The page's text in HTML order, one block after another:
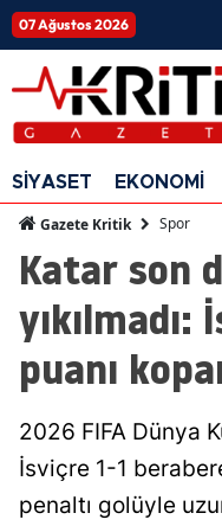
07 Ağustos 2026
SİYASET EKONOMİ
Gazete Kritik Spor
Katar son
yıkılmadı:
puanı
2026 FIFA Dünya
İsviçre 1-1
penaltı golüyle